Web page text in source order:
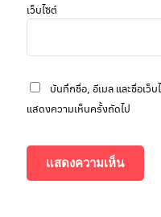
เว็บไซต์
บันทึกชื่อ, อีเมล และชื่อเว็
แสดงความเห็นครั้งถัดไป